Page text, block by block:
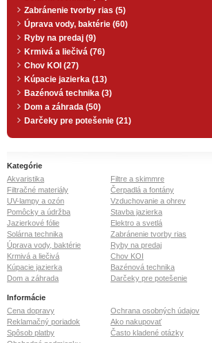
Zabránenie tvorby rias (5)
Úprava vody, baktérie (60)
Ryby na predaj (9)
Krmivá a liečivá (76)
Chov KOI (27)
Kúpacie jazierka (13)
Bazénová technika (3)
Dom a záhrada (50)
Darčeky pre potešenie (21)
Kategórie
Akvaristika
Filtre a skimmre
Filtračné materiály
Čerpadlá a fontány
UV-lampy a ozón
Vzduchovanie a ohrev
Pomôcky a údržba
Stavba jazierka
Jazierkové fólie
Elektro a svetlá
Solárna technika
Zabránenie tvorby rias
Úprava vody, baktérie
Ryby na predaj
Krmivá a liečivá
Chov KOI
Kúpacie jazierka
Bazénová technika
Dom a záhrada
Darčeky pre potešenie
Informácie
Cena dopravy
Ochrana osobných údajov
Reklamačný poriadok
Ako nakupovať
Spôsob platby
Často kladené otázky